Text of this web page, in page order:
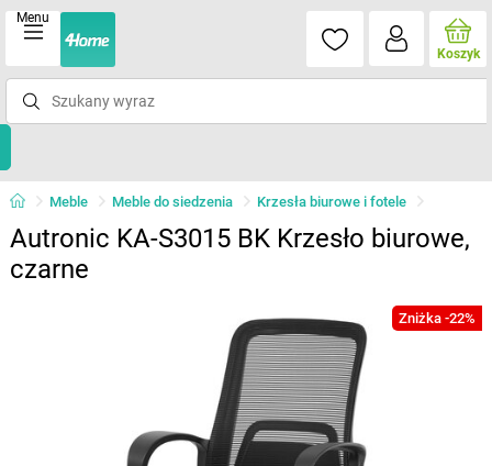
Menu
Koszyk
Meble Meble do siedzenia Krzesła biurowe i fotele
Autronic KA-S3015 BK Krzesło biurowe,
czarne
Zniżka -22%